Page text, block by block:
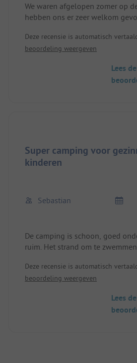
We waren afgelopen zomer op
hebben ons er zeer welkom
medewerkers. Geweldig meer,
niet alleen kinderen om te
Deze recensie is automatisch
beoordeling weergeven
Lees
Super camping voor
kinderen
Sebastian
De camping is schoon, goed
ruim. Het strand om te
sanitaire voorzieningen worden
schoongemaakt en zijn in goede
Astrid Lindgren maakt de
voor gezinnen met kinderen.
Deze recensie is automatisch
beoordeling weergeven
Lees